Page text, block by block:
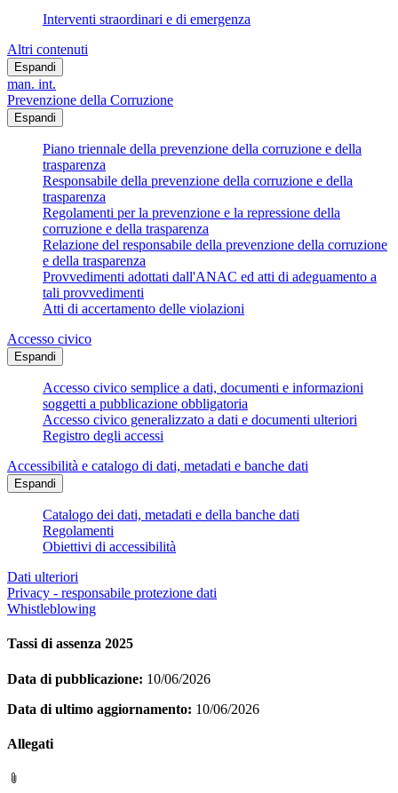
Interventi straordinari e di emergenza
Altri contenuti
Espandi
man. int.
Prevenzione della Corruzione
Espandi
Piano triennale della prevenzione della corruzione e della
trasparenza
Responsabile della prevenzione della corruzione e della
trasparenza
Regolamenti per la prevenzione e la repressione della
corruzione e della trasparenza
Relazione del responsabile della prevenzione della corruzione
e della trasparenza
Provvedimenti adottati dall'ANAC ed atti di adeguamento a
tali provvedimenti
Atti di accertamento delle violazioni
Accesso civico
Espandi
Accesso civico semplice a dati, documenti e informazioni
soggetti a pubblicazione obbligatoria
Accesso civico generalizzato a dati e documenti ulteriori
Registro degli accessi
Accessibilità e catalogo di dati, metadati e banche dati
Espandi
Catalogo dei dati, metadati e della banche dati
Regolamenti
Obiettivi di accessibilità
Dati ulteriori
Privacy - responsabile protezione dati
Whistleblowing
Tassi di assenza 2025
Data di pubblicazione: 10/06/2026
Data di ultimo aggiornamento: 10/06/2026
Allegati